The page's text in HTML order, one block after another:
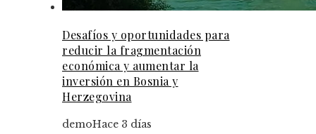
Desafíos y oportunidades para
reducir la fragmentación
económica y aumentar la
inversión en Bosnia y
Herzegovina
demoHace 3 días